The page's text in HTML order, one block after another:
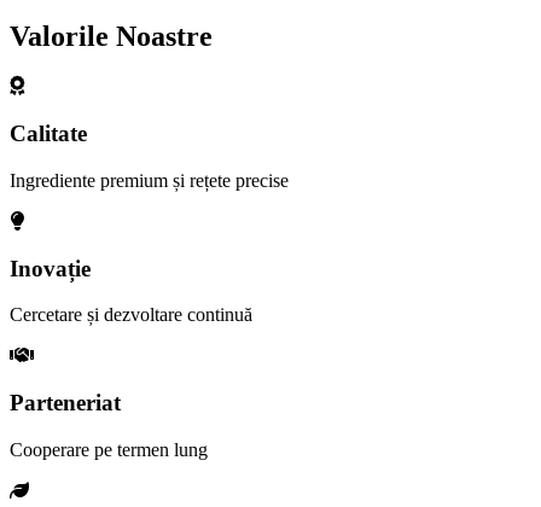
Valorile Noastre
Calitate
Ingrediente premium și rețete precise
Inovație
Cercetare și dezvoltare continuă
Parteneriat
Cooperare pe termen lung